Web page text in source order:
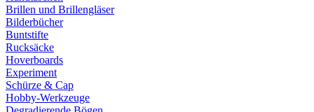
Brillen und Brillengläser
Bilderbücher
Buntstifte
Rucksäcke
Hoverboards
Experiment
Schürze & Cap
Hobby-Werkzeuge